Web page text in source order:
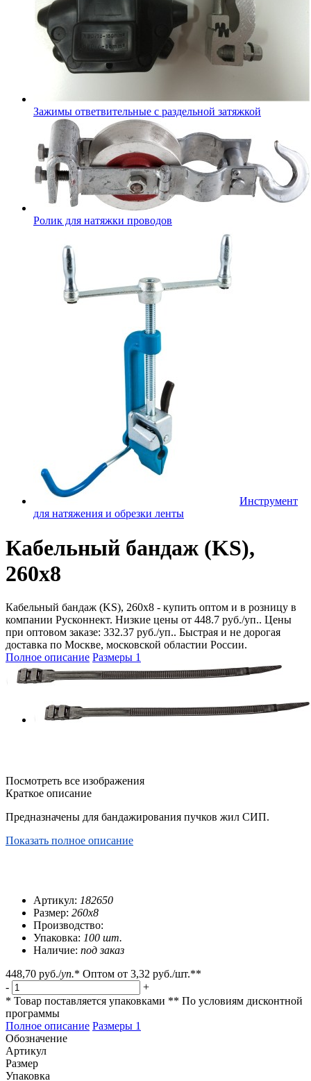
Зажимы ответвительные с раздельной затяжкой
Ролик для натяжки проводов
Инструмент
для натяжения и обрезки ленты
Кабельный бандаж (KS),
260x8
Кабельный бандаж (KS), 260x8 - купить оптом и в розницу в
компании Русконнект. Низкие цены от 448.7 руб./уп.. Цены
при оптовом заказе: 332.37 руб./уп.. Быстрая и не дорогая
доставка по Москве, московской областии России.
Полное описание Размеры 1
Посмотреть все изображения
Краткое описание
Предназначены для бандажирования пучков жил СИП.
Показать полное описание
Артикул: 182650
Размер: 260x8
Производство:
Упаковка: 100 шт.
Наличие: под заказ
448,70 руб./уп.* Оптом от 3,32 руб./шт.**
-
+
* Товар поставляется упаковками ** По условиям дисконтной
программы
Полное описание Размеры 1
Обозначение
Артикул
Размер
Упаковка